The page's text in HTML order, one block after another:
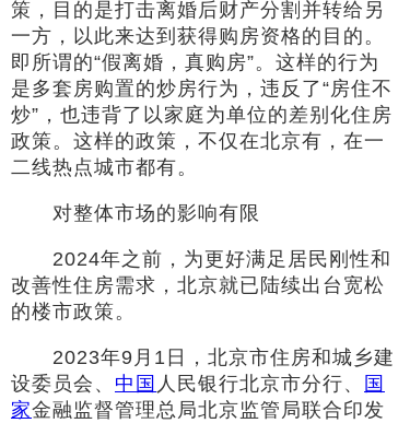
策，目的是打击离婚后财产分割并转给另
一方，以此来达到获得购房资格的目的。
即所谓的“假离婚，真购房”。这样的行为
是多套房购置的炒房行为，违反了“房住不
炒”，也违背了以家庭为单位的差别化住房
政策。这样的政策，不仅在北京有，在一
二线热点城市都有。
对整体市场的影响有限
2024年之前，为更好满足居民刚性和
改善性住房需求，北京就已陆续出台宽松
的楼市政策。
2023年9月1日，北京市住房和城乡建
设委员会、 中国 人民银行北京市分行、 国
家金融监督管理总局北京监管局联合印发